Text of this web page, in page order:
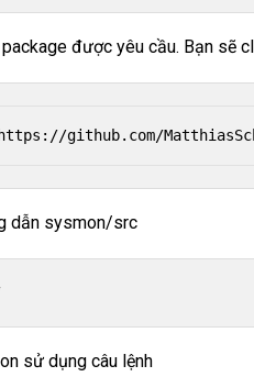
được yêu cầu. Bạn sẽ
github.com/
dẫn sysmon/src
sử dụng câu lệnh